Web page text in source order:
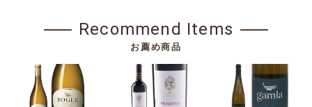
Recommend Items
お薦め商品